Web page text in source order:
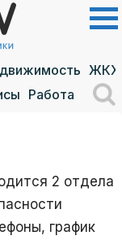
ЖКХ
Работа
2 отдела
график